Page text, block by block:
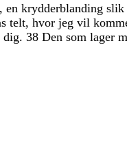
, en krydderblanding slik
telt, hvor jeg vil
dig. 38 Den som lager